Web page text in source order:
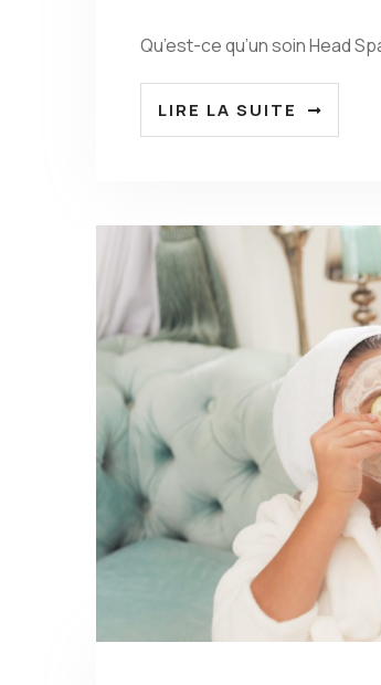
Qu’est-ce qu’un soin Head
LIRE LA SUITE